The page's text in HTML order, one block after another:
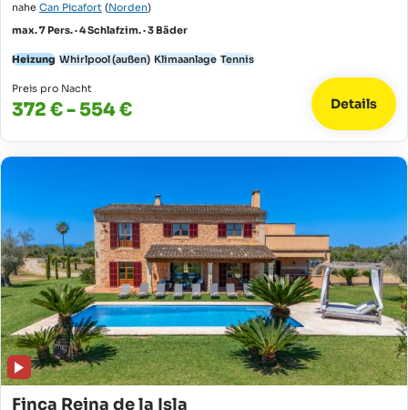
nahe Can Picafort (Norden)
max. 7 Pers. · 4 Schlafzim. · 3 Bäder
Heizung Whirlpool (außen) Klimaanlage Tennis
Preis pro Nacht
372 € - 554 € Details
Finca Reina de la Isla